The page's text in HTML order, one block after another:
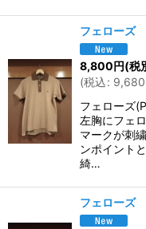
フェローズ
8,800円(税
(税込: 9,680
フェローズ
左胸にフェ
マークが刺
ンポイント
綺…
フェロー